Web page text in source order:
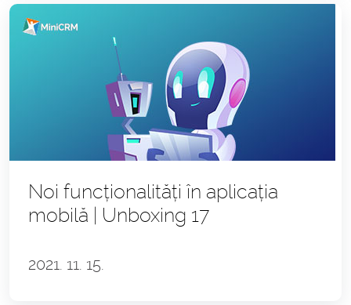
Noi funcționalități în aplicația
mobilă | Unboxing 17
2021. 11. 15.